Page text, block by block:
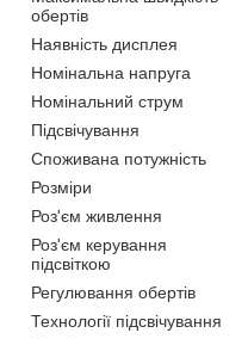
обертів
Наявність дисплея
Номінальна напруга
Номінальний струм
Підсвічування
Споживана потужність
Розміри
Роз'єм живлення
Роз'єм керування
підсвіткою
Регулювання обертів
Технології підсвічування